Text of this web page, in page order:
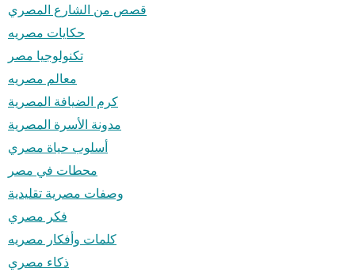
قصص من الشارع المصري
حكايات مصريه
تكنولوجيا مصر
معالم مصريه
كرم الضيافة المصرية
مدونة الأسرة المصرية
أسلوب حياة مصري
محطات في مصر
وصفات مصرية تقليدية
فكر مصري
كلمات وأفكار مصريه
ذكاء مصري